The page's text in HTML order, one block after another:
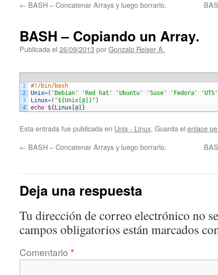
← BASH – Concatenar Arrays y luego borrarlo.
BASH – Copiando un Array.
Publicada el 26/09/2013 porGonzalo Reiser A.
1
2
3
4
#!/bin/bash
Unix=( 'Debian' 'Red hat' 'Ubuntu' 'Suse' 'Fedora'
'UTS'
Linux=( "${Unix[@]}" )
echo ${ Linux @ }
Esta entrada fue publicada en Unix - Linux. Guarda el enlace
← BASH – Concatenar Arrays y luego borrarlo.
Deja una respuesta
Tu dirección de correo electrónico no
campos obligatorios están marcados
Comentario *